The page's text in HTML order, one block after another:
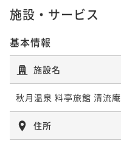
施設・サービス
基本情報
施設名
秋月温泉 料亭旅館 清流庵
住所